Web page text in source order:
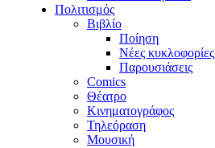
Πολιτισμός
Βιβλίο
Ποίηση
Νέες κυκλοφορίες
Παρουσιάσεις
Comics
Θέατρο
Κινηματογράφος
Τηλεόραση
Μουσική